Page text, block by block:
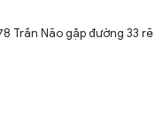
Trần Não gặp đường 33 rẽ